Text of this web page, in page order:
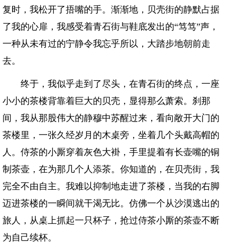
复时，我松开了捂嘴的手。渐渐地，贝壳街的静默占据
了我的心扉，我感受着青石街与鞋底发出的“笃笃”声，
一种从未有过的宁静令我忘乎所以，大踏步地朝前走
去。
终于，我似乎走到了尽头，在青石街的终点，一座
小小的茶楼背靠着巨大的贝壳，显得那么萧索。刹那
间，我从那股伟大的静穆中苏醒过来，看向敞开大门的
茶楼里，一张久经岁月的木桌旁，坐着几个头戴高帽的
人。侍茶的小厮穿着灰色大褂，手里提着有长壶嘴的铜
制茶壶，在为那几个人添茶。你知道的，在贝壳街，我
完全不由自主。我难以抑制地走进了茶楼，当我的右脚
迈进茶楼的一瞬间就干渴无比。仿佛一个从沙漠逃出的
旅人，从桌上抓起一只杯子，抢过侍茶小厮的茶壶不断
为自己续杯。